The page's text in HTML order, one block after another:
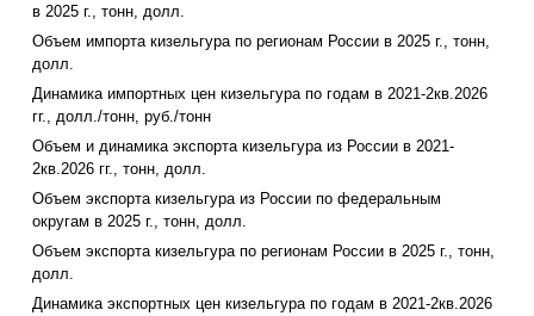
в 2025 г., тонн, долл.
Объем импорта кизельгура по регионам России в 2025 г., тонн,
долл.
Динамика импортных цен кизельгура по годам в 2021-2кв.2026
гг., долл./тонн, руб./тонн
Объем и динамика экспорта кизельгура из России в 2021-
2кв.2026 гг., тонн, долл.
Объем экспорта кизельгура из России по федеральным
округам в 2025 г., тонн, долл.
Объем экспорта кизельгура по регионам России в 2025 г., тонн,
долл.
Динамика экспортных цен кизельгура по годам в 2021-2кв.2026